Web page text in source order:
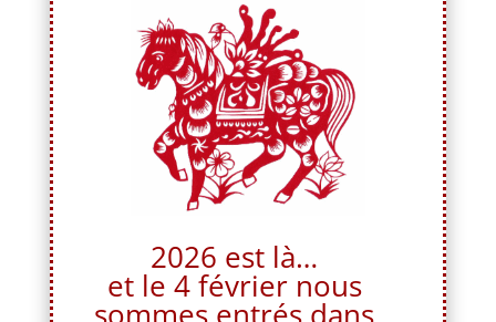
2026 est là…
et le 4 février nous
sommes entrés dans